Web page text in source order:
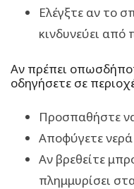
Ελέγξτε αν το
κινδυνεύει
Αν πρέπει
οδηγήσετε σε
Προσπαθήστε
Αποφύγετε
Αν βρεθείτε
πλημμυρίσει